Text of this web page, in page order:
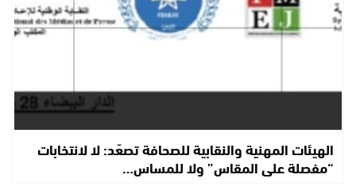
الهيئات المهنية والنقابية للصحافة تصعّد: لا لانتخابات
“مفصلة على المقاس” ولا للمساس…